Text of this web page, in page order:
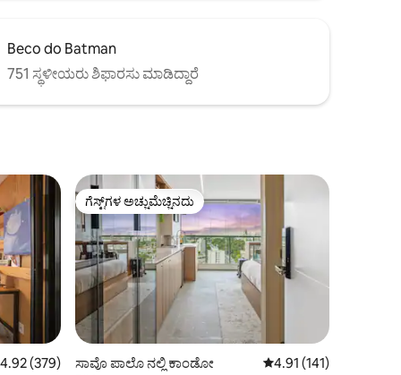
Beco do Batman
751 ಸ್ಥಳೀಯರು ಶಿಫಾರಸು ಮಾಡಿದ್ದಾರೆ
4.92 ಸರಾಸರಿ ರೇಟಿಂಗ್, 379 ವಿಮರ್ಶೆಗಳು
4.92 (379)
ಗೆಸ್ಟ್‌ಗಳ ಅಚ್ಚುಮೆಚ್ಚಿನದು
ಗೆಸ್ಟ್‌ಗಳ ಅಚ್ಚುಮೆಚ್ಚಿನದು
ಸಾವೊ ಪಾಲೊ ನಲ್ಲಿ ಕಾಂಡೋ 5 ರಲ್ಲಿ 4.91 ಸರಾಸರಿ
4.91 (141)